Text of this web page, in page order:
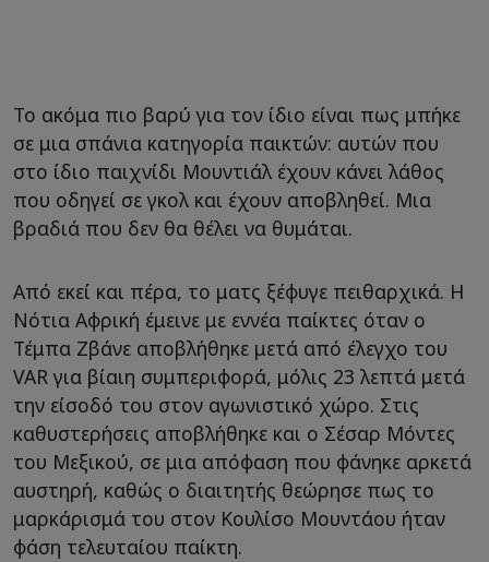
Το ακόμα πιο βαρύ για τον ίδιο είναι πως μπήκε
σε μια σπάνια κατηγορία παικτών: αυτών που
στο ίδιο παιχνίδι Μουντιάλ έχουν κάνει λάθος
που οδηγεί σε γκολ και έχουν αποβληθεί. Μια
βραδιά που δεν θα θέλει να θυμάται.
Από εκεί και πέρα, το ματς ξέφυγε πειθαρχικά. Η
Νότια Αφρική έμεινε με εννέα παίκτες όταν ο
Τέμπα Ζβάνε αποβλήθηκε μετά από έλεγχο του
VAR για βίαιη συμπεριφορά, μόλις 23 λεπτά μετά
την είσοδό του στον αγωνιστικό χώρο. Στις
καθυστερήσεις αποβλήθηκε και ο Σέσαρ Μόντες
του Μεξικού, σε μια απόφαση που φάνηκε αρκετά
αυστηρή, καθώς ο διαιτητής θεώρησε πως το
μαρκάρισμά του στον Κουλίσο Μουντάου ήταν
φάση τελευταίου παίκτη.